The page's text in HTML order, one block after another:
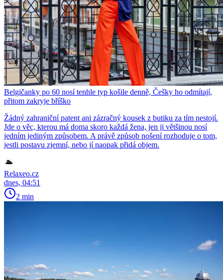
Belgičanky po 60 nosí tenhle typ košile denně, Češky ho odmítají,
přitom zakryje bříško
Žádný zahraniční patent ani zázračný kousek z butiku za tím nestojí.
Jde o věc, kterou má doma skoro každá žena, jen ji většinou nosí
jedním jediným způsobem. A právě způsob nošení rozhoduje o tom,
jestli postavu zjemní, nebo jí naopak přidá objem.
Relaxeo.cz
dnes, 04:51
2 min